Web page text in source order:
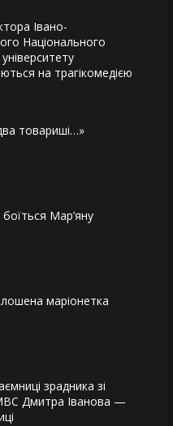
Івано-
Національного
на трагікомедією
товариші…»
Мар’яну
маріонетка
зрадника зі
Дмитра Іванова —